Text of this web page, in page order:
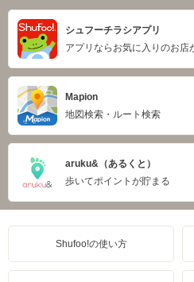
シュフーチラシアプリ
アプリならお気に入りのお店
Mapion
地図検索・ルート検索
aruku&（あるくと）
歩いてポイントが貯まる
Shufoo!の使い方